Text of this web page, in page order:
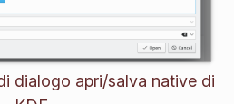
dialogo apri/salva native di